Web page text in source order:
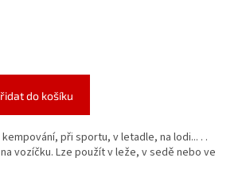
do košíku
při sportu, v letadle, na lodi... . .
vozíčku. Lze použít v leže, v sedě nebo ve